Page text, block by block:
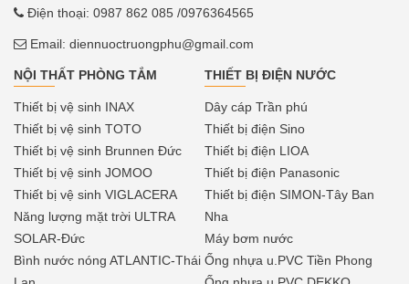
Điện thoại: 0987 862 085 /0976364565
Email: diennuoctruongphu@gmail.com
NỘI THẤT PHÒNG TẮM
Thiết bị vệ sinh INAX
Thiết bị vệ sinh TOTO
Thiết bị vệ sinh Brunnen Đức
Thiết bị vệ sinh JOMOO
Thiết bị vệ sinh VIGLACERA
Năng lượng mặt trời ULTRA
SOLAR-Đức
Bình nước nóng ATLANTIC-Thái
THIẾT BỊ ĐIỆN NƯỚC
Dây cáp Trần phú
Thiết bị điện Sino
Thiết bị điện LIOA
Thiết bị điện Panasonic
Thiết bị điện SIMON-Tây Ban
Nha
Máy bơm nước
Ống nhựa u.PVC Tiền Phong